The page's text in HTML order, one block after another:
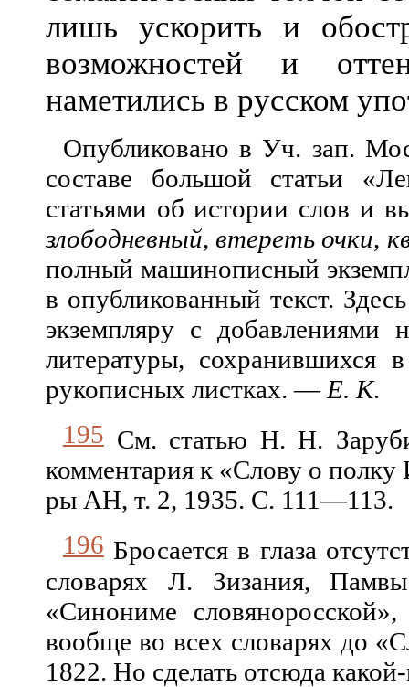
лишь ускорить и
возможностей и
наметились в русском
Опубликовано в Уч. зап.
составе большой статьи
статьями об истории слов и
злободневный, втереть очки,
полный машинописный
в опубликованный текст.
экземпляру с добавлениями
литературы, сохранившихся
рукописных листках. — Е. К.
195См. статью Н. Н.
комментария к «Слову о
ры АН, т. 2, 1935. С. 111—113.
196Бросается в глаза
словарях Л. Зизания,
«Синониме
вообще во всех словарях до
1822. Но сделать отсюда